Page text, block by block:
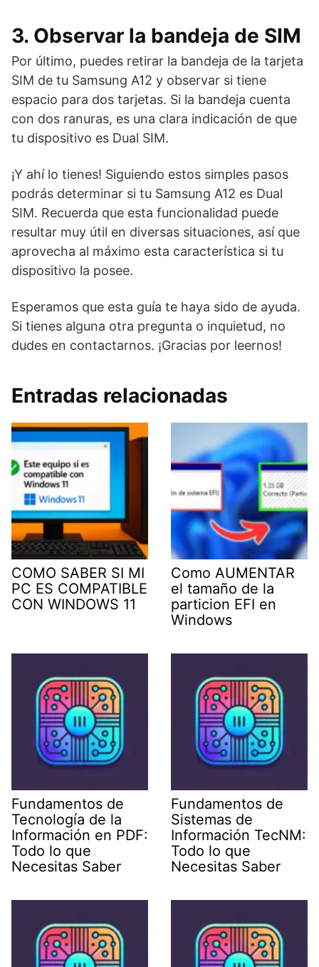
3. Observar la bandeja de SIM
Por último, puedes retirar la bandeja de la tarjeta
SIM de tu Samsung A12 y observar si tiene
espacio para dos tarjetas. Si la bandeja cuenta
con dos ranuras, es una clara indicación de que
tu dispositivo es Dual SIM.
¡Y ahí lo tienes! Siguiendo estos simples pasos
podrás determinar si tu Samsung A12 es Dual
SIM. Recuerda que esta funcionalidad puede
resultar muy útil en diversas situaciones, así que
aprovecha al máximo esta característica si tu
dispositivo la posee.
Esperamos que esta guía te haya sido de ayuda.
Si tienes alguna otra pregunta o inquietud, no
dudes en contactarnos. ¡Gracias por leernos!
Entradas relacionadas
COMO SABER SI MI
PC ES COMPATIBLE
CON WINDOWS 11
Como AUMENTAR
el tamaño de la
particion EFI en
Windows
Fundamentos de
Tecnología de la
Información en PDF:
Todo lo que
Necesitas Saber
Fundamentos de
Sistemas de
Información TecNM:
Todo lo que
Necesitas Saber